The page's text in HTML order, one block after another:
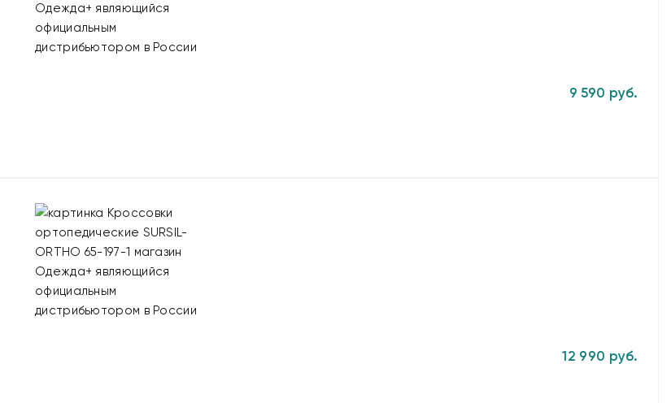
9 590 руб.
12 990 руб.